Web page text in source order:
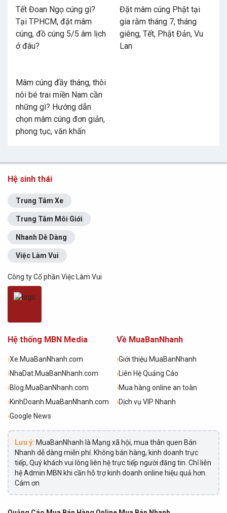
Tết Đoan Ngọ cúng gì?
Tại TPHCM, đặt mâm
cúng, đồ cúng 5/5 âm lịch
ở đâu?
Đặt mâm cúng Phật tại
gia rằm tháng 7, tháng
giêng, Tết, Phật Đản, Vu
Lan
Mâm cúng đầy tháng, thôi
nôi bé trai miền Nam cần
những gì? Hướng dẫn
chọn mâm cúng đơn giản,
phong tục, văn khấn
Hệ sinh thái
Trung Tâm Xe
Trung Tâm Môi Giới
Nhanh Dễ Dàng
Việc Làm Vui
Công ty Cổ phần Việc Làm Vui
Hệ thống MBN Media
›Xe.MuaBanNhanh.com
›NhaDat.MuaBanNhanh.com
›Blog.MuaBanNhanh.com
›KinhDoanh.MuaBanNhanh.com
›Google News
Về MuaBanNhanh
›Giới thiệu MuaBanNhanh
›Liên Hệ Quảng Cáo
›Mua hàng online an toàn
›Dịch vụ VIP Nhanh
Lưu ý: MuaBanNhanh là Mạng xã hội, mua thân quen Bán
Nhanh dễ dàng miễn phí. Không bán hàng, kinh doanh trực
tiếp, Quý khách vui lòng liên hệ trực tiếp người đăng tin. Chỉ liên
hệ Admin MBN khi cần hỗ trợ kinh doanh online hiệu quả hơn.
Cám ơn